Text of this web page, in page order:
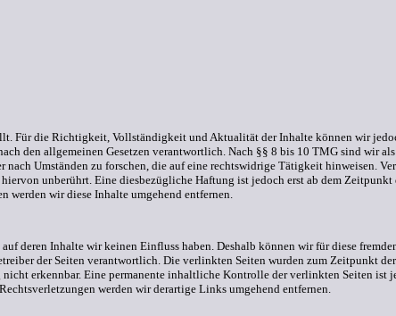
Für die Richtigkeit, Vollständigkeit und Aktualität der Inhalte können wir
den allgemeinen Gesetzen verantwortlich. Nach §§ 8 bis 10 TMG sind wir
nach Umständen zu forschen, die auf eine rechtswidrige Tätigkeit hinweisen.
unberührt. Eine diesbezügliche Haftung ist jedoch erst ab dem
werden wir diese Inhalte umgehend entfernen.
deren Inhalte wir keinen Einfluss haben. Deshalb können wir für diese
der Seiten verantwortlich. Die verlinkten Seiten wurden zum Zeitpunkt
erkennbar. Eine permanente inhaltliche Kontrolle der verlinkten Seiten ist
werden wir derartige Links umgehend entfernen.